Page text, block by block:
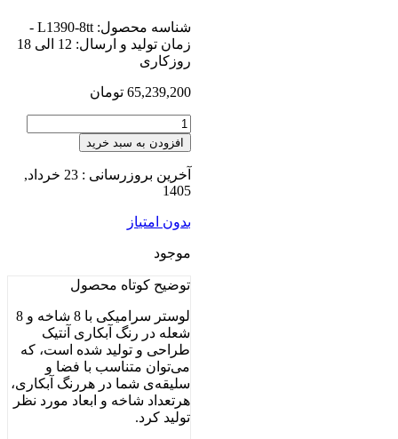
شناسه محصول: L1390-8tt
-
زمان تولید و ارسال: 12 الی 18
روزکاری
65,239,200 تومان
افزودن به سبد خرید
آخرین بروزرسانی : 23 خرداد,
1405
بدون امتیاز
موجود
توضیح کوتاه محصول
لوستر سرامیکی با 8 شاخه و 8
شعله در رنگ آبکاری آنتیک
طراحی و تولید شده است، که
می‌توان متناسب با فضا و
سلیقه‌ی شما در هررنگ آبکاری،
هرتعداد شاخه و ابعاد مورد نظر
تولید کرد.